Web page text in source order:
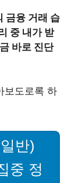
금융 거래 습
중 내가 받
바로 진단
보도로록 하
반)
중 정